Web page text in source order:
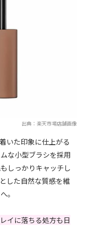
出典：楽天市場店舗画像
いた印象に仕上がる
な小型ブラシを採用
しっかりキャッチし
した自然な質感を維
。
イに落ちる処方も日